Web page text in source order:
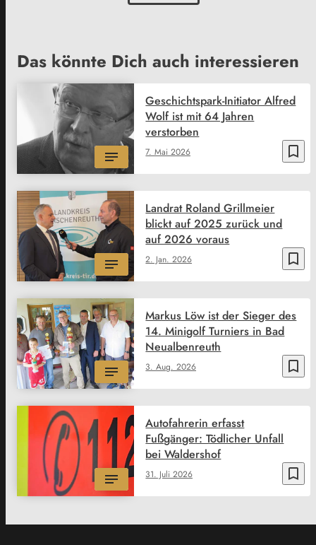
Das könnte Dich auch interessieren
bookmark_border
7. Mai 2026
Geschichtspark-Initiator Alfred
Wolf ist mit 64 Jahren
verstorben
bookmark_border
2. Jan. 2026
Landrat Roland Grillmeier
blickt auf 2025 zurück und
auf 2026 voraus
bookmark_border
3. Aug. 2026
Markus Löw ist der Sieger des
14. Minigolf Turniers in Bad
Neualbenreuth
bookmark_border
31. Juli 2026
Autofahrerin erfasst
Fußgänger: Tödlicher Unfall
bei Waldershof